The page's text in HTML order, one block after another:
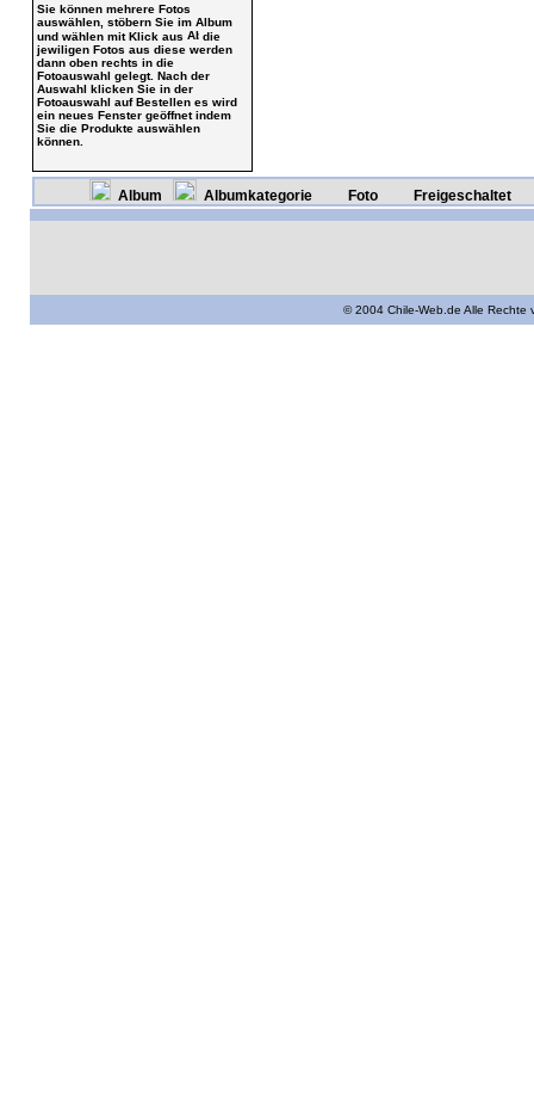
Sie können mehrere Fotos
auswählen, stöbern Sie im Album
und wählen mit Klick aus
die
jewiligen Fotos aus diese werden
dann oben rechts in die
Fotoauswahl gelegt. Nach der
Auswahl klicken Sie in der
Fotoauswahl auf Bestellen es wird
ein neues Fenster geöffnet indem
Sie die Produkte auswählen
können.
Album Albumkategorie Foto Freigeschaltet
© 2004 Chile-Web.de Alle Rechte